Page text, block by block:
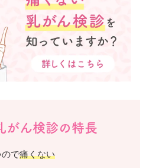
がん検診の特長
で痛くない